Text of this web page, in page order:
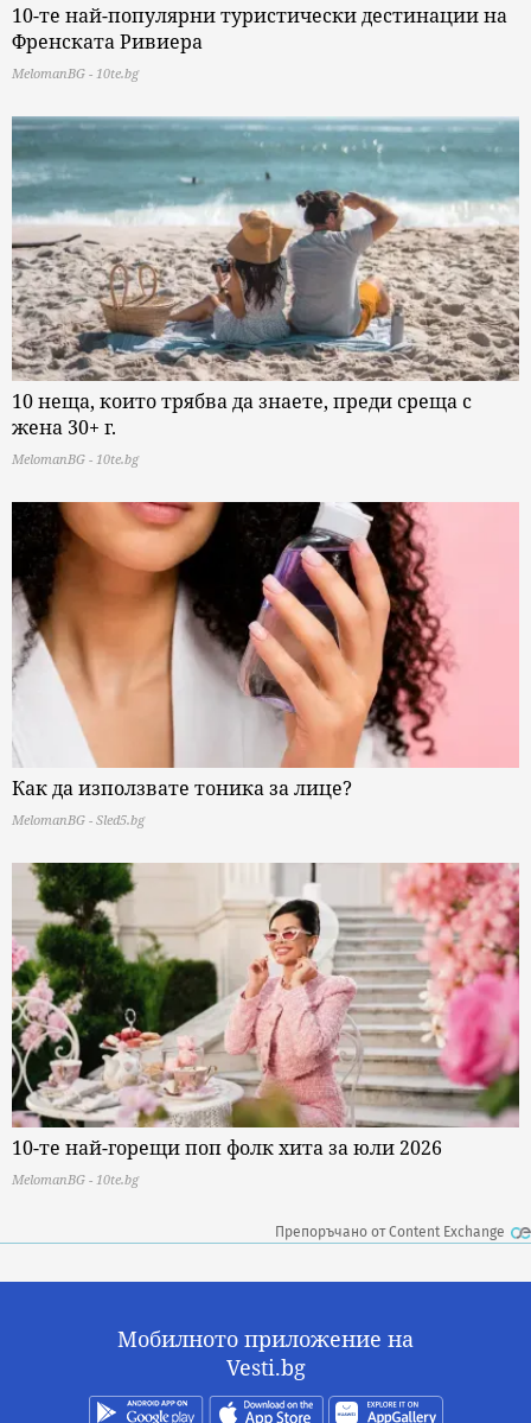
10-те най-популярни туристически дестинации на
Френската Ривиера
MelomanBG - 10te.bg
10 неща, които трябва да знаете, преди среща с
жена 30+ г.
MelomanBG - 10te.bg
Как да използвате тоника за лице?
MelomanBG - Sled5.bg
10-те най-горещи поп фолк хита за юли 2026
MelomanBG - 10te.bg
Препоръчано от Content Exchange
Мобилното приложение на
Vesti.bg